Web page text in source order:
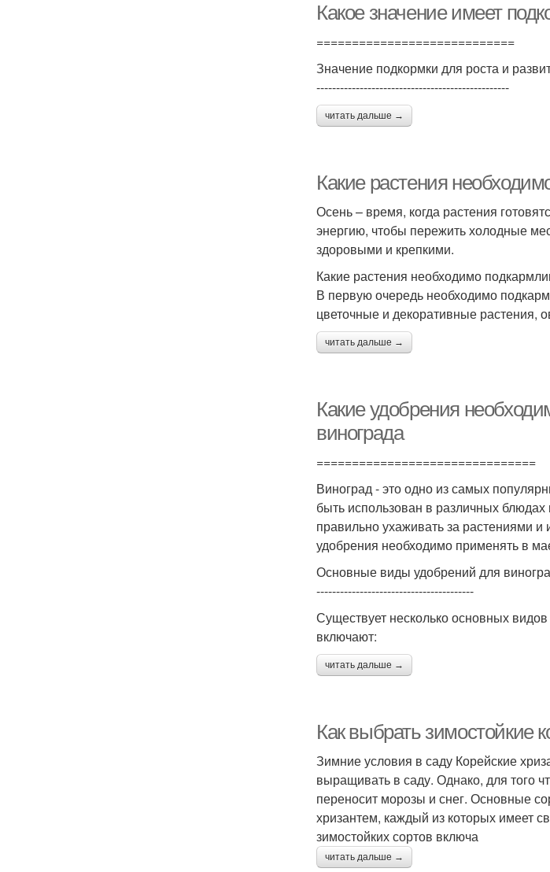
Какое значение имеет
============================
Значение подкормки для роста и
-------------------------------------------------
читать дальше →
Какие растения
Осень – время, когда растения
энергию, чтобы пережить холодные
здоровыми и крепкими.
Какие растения необходимо
В первую очередь необходимо
цветочные и декоративные растения,
читать дальше →
Какие удобрения
винограда
===============================
Виноград - это одно из самых
быть использован в различных
правильно ухаживать за растениями
удобрения необходимо применять в
Основные виды удобрений для
----------------------------------------
Существует несколько основных
включают:
читать дальше →
Как выбрать зимостойкие
Зимние условия в саду Корейские
выращивать в саду. Однако, для того
переносит морозы и снег. Основные
хризантем, каждый из которых имеет
зимостойких сортов включа
читать дальше →